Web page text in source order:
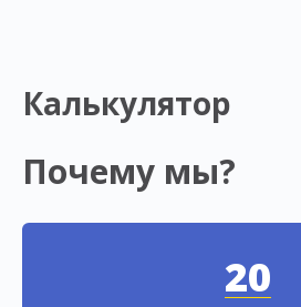
Калькулятор
Почему мы?
20